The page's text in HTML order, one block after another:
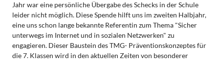
Jahr war eine persönliche Übergabe des Schecks in der Schule
leider nicht möglich. Diese Spende hilft uns im zweiten Halbjahr,
eine uns schon lange bekannte Referentin zum Thema "Sicher
unterwegs im Internet und in sozialen Netzwerken" zu
engagieren. Dieser Baustein des TMG- Präventionskonzeptes für
die 7. Klassen wird in den aktuellen Zeiten von besonderer